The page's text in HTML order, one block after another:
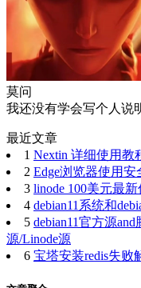
莫问
我还没有学会写个人说
最近文章
1 Nextin 详细使用教
2 Edge浏览器使用
3 linode 100美元最
4 debian11系统和
5 debian11官方源
源/Linode源
6 宝塔安装redis失败